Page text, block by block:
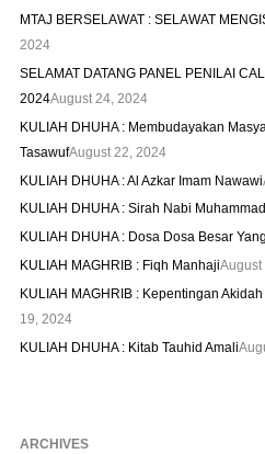
MTAJ BERSELAWAT : SELAWAT
2024
SELAMAT DATANG PANEL PENILAI
2024August 24, 2024
KULIAH DHUHA : Membudayakan
TasawufAugust 22, 2024
KULIAH DHUHA : Al Azkar Imam Nawawi
KULIAH DHUHA : Sirah Nabi
KULIAH DHUHA : Dosa Dosa Besar
KULIAH MAGHRIB : Fiqh ManhajiAugust
KULIAH MAGHRIB : Kepentingan
19, 2024
KULIAH DHUHA : Kitab Tauhid Amali
ARCHIVES